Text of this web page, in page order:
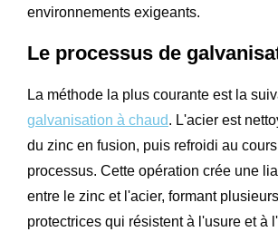
environnements exigeants.
Le processus de
La méthode la plus courante est la
galvanisation à chaud. L'acier est
du zinc en fusion, puis refroidi au
processus. Cette opération crée une
entre le zinc et l'acier, formant
protectrices qui résistent à l'usure et à